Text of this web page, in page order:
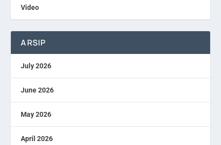
Video
ARSIP
July 2026
June 2026
May 2026
April 2026